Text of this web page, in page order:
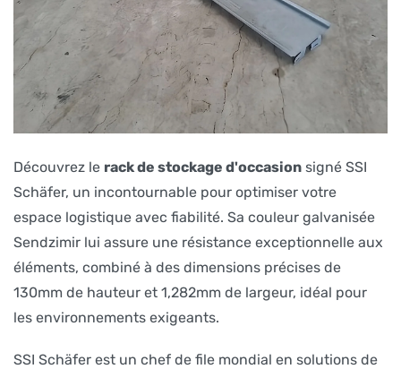
Découvrez le rack de stockage d'occasion signé SSI
Schäfer, un incontournable pour optimiser votre
espace logistique avec fiabilité. Sa couleur galvanisée
Sendzimir lui assure une résistance exceptionnelle aux
éléments, combiné à des dimensions précises de
130mm de hauteur et 1,282mm de largeur, idéal pour
les environnements exigeants.
SSI Schäfer est un chef de file mondial en solutions de